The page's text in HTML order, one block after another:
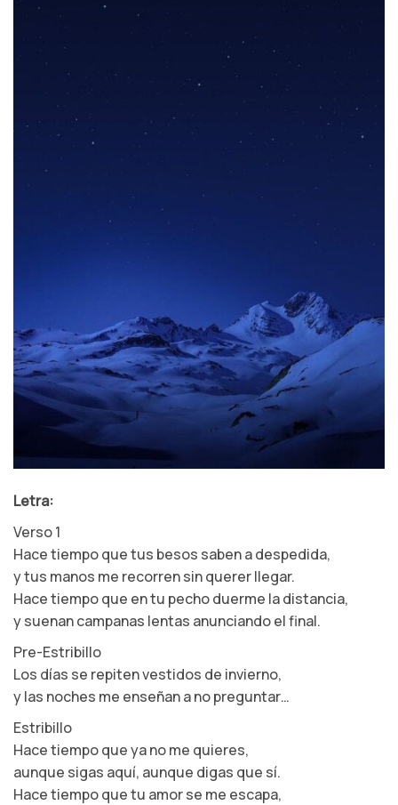
Letra:
Verso 1
Hace tiempo que tus besos saben a despedida,
y tus manos me recorren sin querer llegar.
Hace tiempo que en tu pecho duerme la distancia,
y suenan campanas lentas anunciando el final.
Pre-Estribillo
Los días se repiten vestidos de invierno,
y las noches me enseñan a no preguntar…
Estribillo
Hace tiempo que ya no me quieres,
aunque sigas aquí, aunque digas que sí.
Hace tiempo que tu amor se me escapa,